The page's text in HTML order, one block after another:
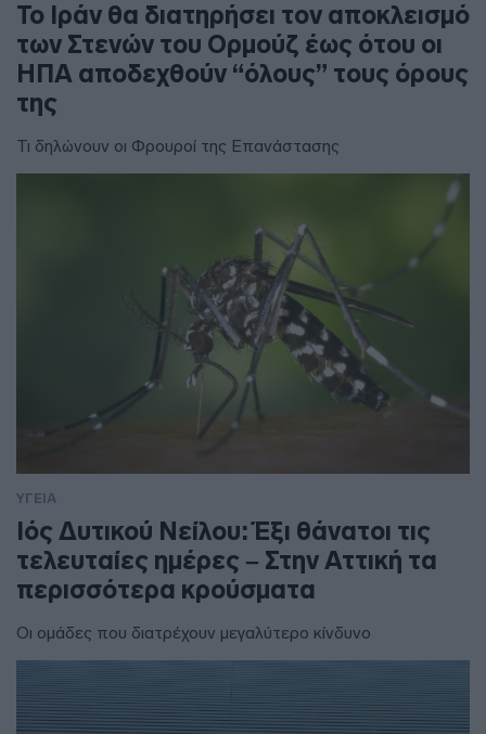
To Ιράν θα διατηρήσει τον αποκλεισμό
των Στενών του Ορμούζ έως ότου οι
ΗΠΑ αποδεχθούν “όλους” τους όρους
της
Τι δηλώνουν οι Φρουροί της Επανάστασης
ΥΓΕΙΑ
Ιός Δυτικού Νείλου: Έξι θάνατοι τις
τελευταίες ημέρες – Στην Αττική τα
περισσότερα κρούσματα
Οι ομάδες που διατρέχουν μεγαλύτερο κίνδυνο